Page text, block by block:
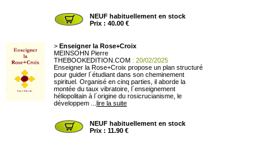
NEUF habituellement en stock
Prix : 40.00 €
> Enseigner la Rose+Croix
MEINSOHN Pierre
THEBOOKEDITION.COM : 20/02/2025
Enseigner la Rose+Croix propose un plan structuré
pour guider l´étudiant dans son cheminement
spirituel. Organisé en cinq parties, il aborde la
montée du taux vibratoire, l´enseignement
héliopolitain à l´origine du rosicrucianisme, le
développem ... lire la suite
NEUF habituellement en stock
Prix : 11.90 €